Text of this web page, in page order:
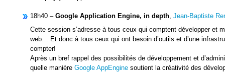
18h40 – Google Application Engine, in depth, Jean-Baptiste
Cette session s’adresse à tous ceux qui comptent développer et
web… Et donc à tous ceux qui ont besoin d’outils et d’une
compter!
Après un bref rappel des possibilités de développement et
quelle manière Google AppEngine soutient la créativité des